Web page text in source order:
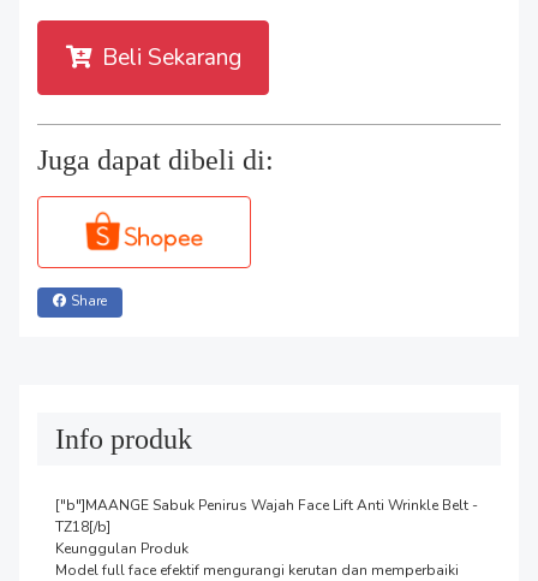
Beli Sekarang
Juga dapat dibeli di:
Share
Info produk
["b"]MAANGE Sabuk Penirus Wajah Face Lift Anti Wrinkle Belt -
TZ18[/b]
Keunggulan Produk
Model full face efektif mengurangi kerutan dan memperbaiki